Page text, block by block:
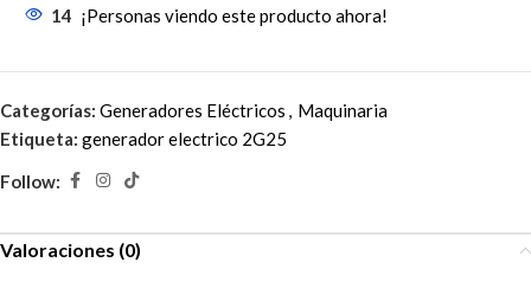
14 ¡Personas viendo este producto ahora!
Categorías: Generadores Eléctricos , Maquinaria
Etiqueta: generador electrico 2G25
Follow:
Valoraciones (0)